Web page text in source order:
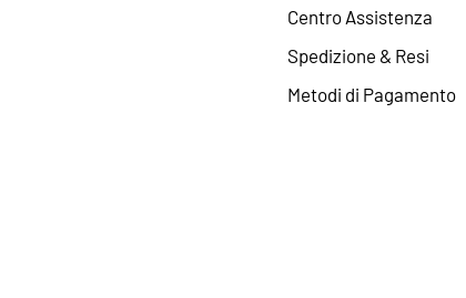
Centro Assistenza
Spedizione & Resi
Metodi di Pagamento